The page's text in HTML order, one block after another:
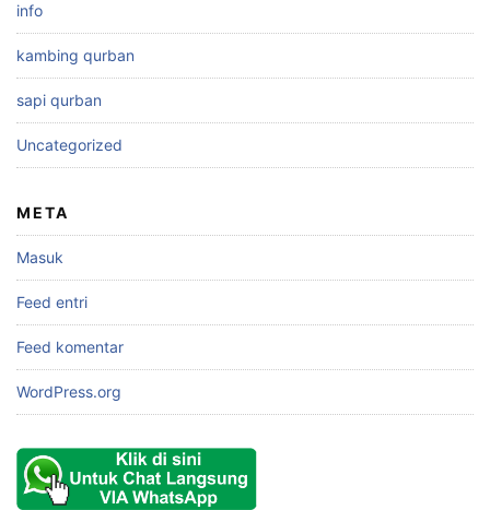
info
kambing qurban
sapi qurban
Uncategorized
META
Masuk
Feed entri
Feed komentar
WordPress.org